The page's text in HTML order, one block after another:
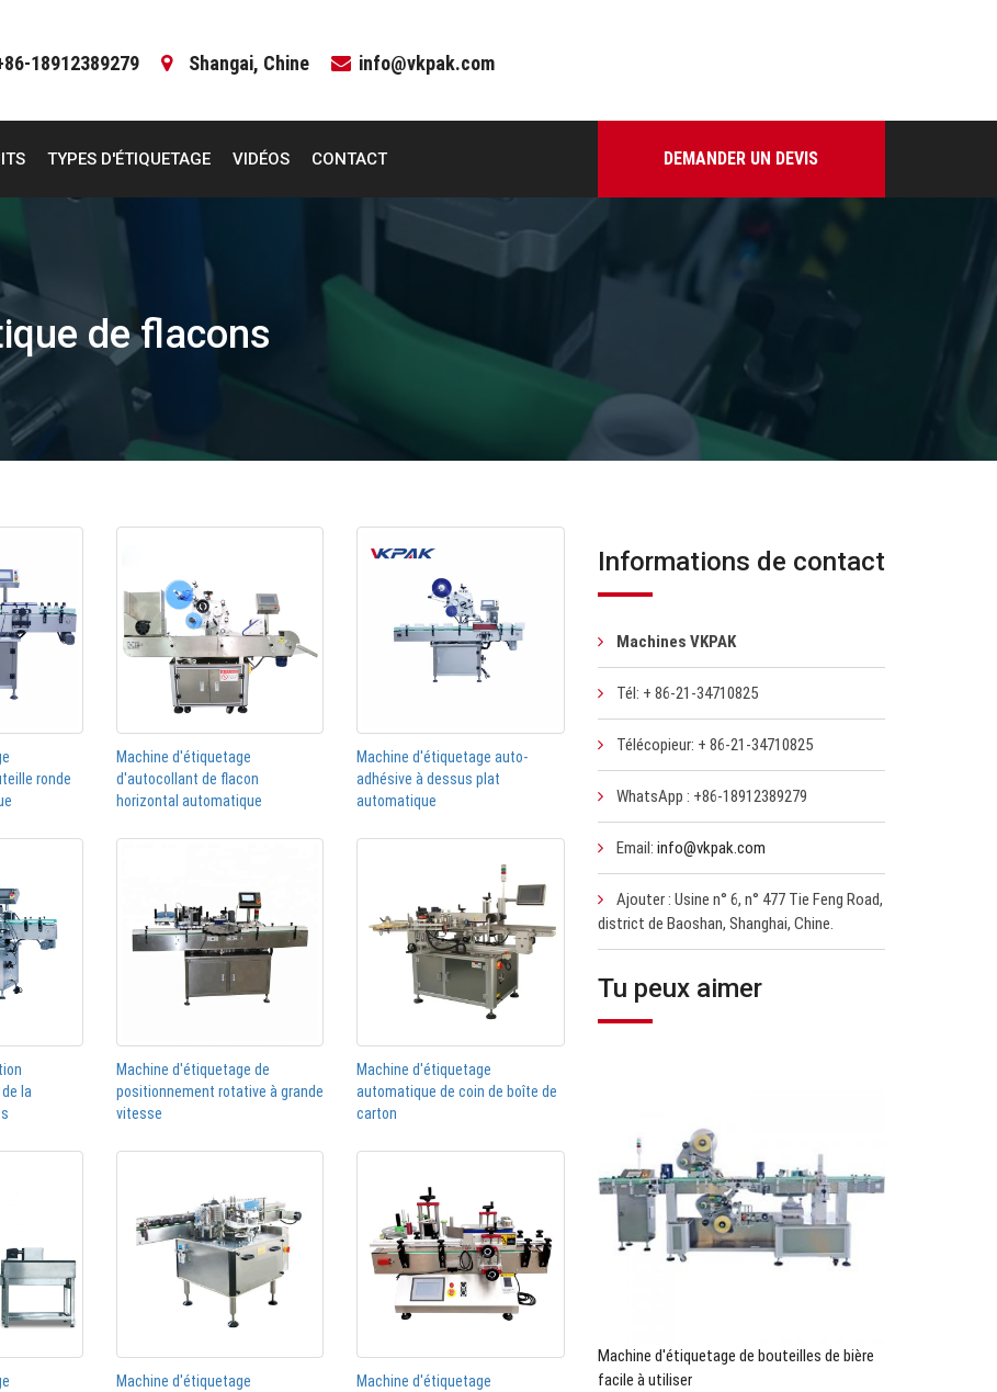
18912389279 Shangai, Chine info@vkpak.com
TYPES D'ÉTIQUETAGE VIDÉOS CONTACT DEMANDER UN DEVIS
de flacons
ronde
Machine d'étiquetage
d'autocollant de flacon
horizontal automatique
Machine d'étiquetage auto-
adhésive à dessus plat
automatique
la
Machine d'étiquetage de
positionnement rotative à grande
vitesse
Machine d'étiquetage
automatique de coin de boîte de
carton
Machine d'étiquetage
Machine d'étiquetage
Informations de contact
Machines VKPAK
Tél: + 86-21-34710825
Télécopieur: + 86-21-34710825
WhatsApp : +86-18912389279
Email: info@vkpak.com
Ajouter : Usine n° 6, n° 477 Tie Feng Road,
district de Baoshan, Shanghai, Chine.
Tu peux aimer
Machine d'étiquetage de bouteilles de bière
facile à utiliser